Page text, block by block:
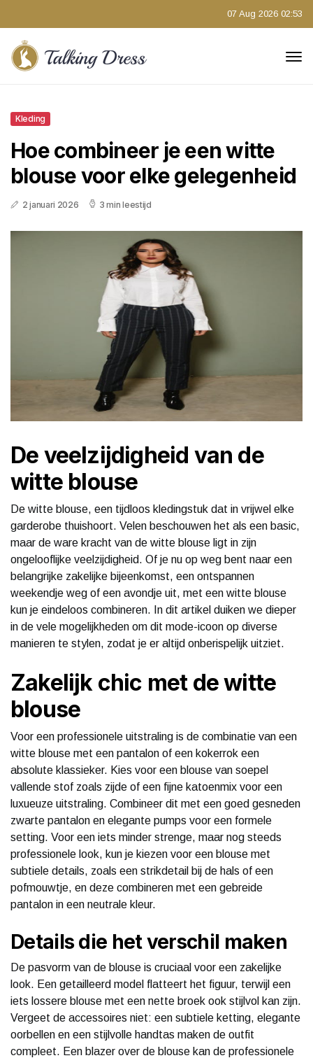
07 Aug 2026 02:53
Kleding
Hoe combineer je een witte
blouse voor elke gelegenheid
2 januari 2026 3 min leestijd
De veelzijdigheid van de
witte blouse
De witte blouse, een tijdloos kledingstuk dat in vrijwel elke
garderobe thuishoort. Velen beschouwen het als een basic,
maar de ware kracht van de witte blouse ligt in zijn
ongelooflijke veelzijdigheid. Of je nu op weg bent naar een
belangrijke zakelijke bijeenkomst, een ontspannen
weekendje weg of een avondje uit, met een witte blouse
kun je eindeloos combineren. In dit artikel duiken we dieper
in de vele mogelijkheden om dit mode-icoon op diverse
manieren te stylen, zodat je er altijd onberispelijk uitziet.
Zakelijk chic met de witte
blouse
Voor een professionele uitstraling is de combinatie van een
witte blouse met een pantalon of een kokerrok een
absolute klassieker. Kies voor een blouse van soepel
vallende stof zoals zijde of een fijne katoenmix voor een
luxueuze uitstraling. Combineer dit met een goed gesneden
zwarte pantalon en elegante pumps voor een formele
setting. Voor een iets minder strenge, maar nog steeds
professionele look, kun je kiezen voor een blouse met
subtiele details, zoals een strikdetail bij de hals of een
pofmouwtje, en deze combineren met een gebreide
pantalon in een neutrale kleur.
Details die het verschil maken
De pasvorm van de blouse is cruciaal voor een zakelijke
look. Een getailleerd model flatteert het figuur, terwijl een
iets lossere blouse met een nette broek ook stijlvol kan zijn.
Vergeet de accessoires niet: een subtiele ketting, elegante
oorbellen en een stijlvolle handtas maken de outfit
compleet. Een blazer over de blouse kan de professionele